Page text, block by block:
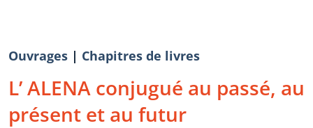
Ouvrages | Chapitres de livres
L’ ALENA conjugué au passé, au
présent et au futur